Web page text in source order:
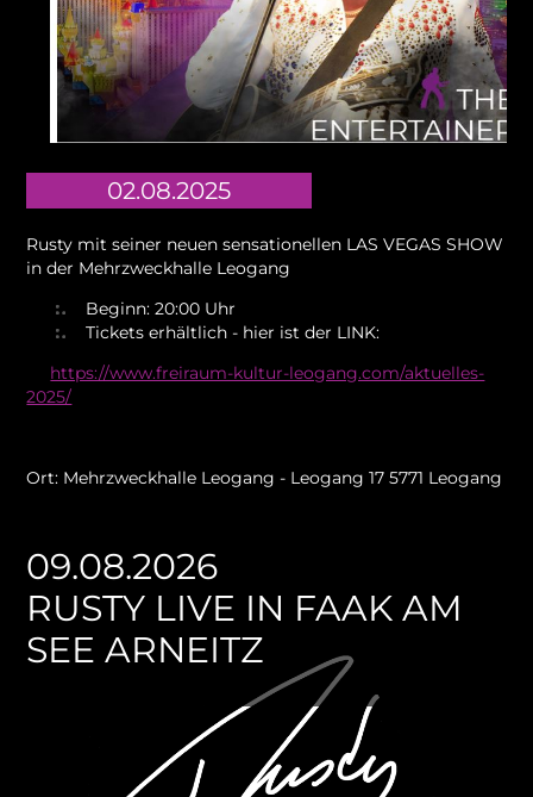
09.08.2026
RUSTY LIVE IN FAAK AM
SEE ARNEITZ
02.08.2025
Rusty mit seiner neuen sensationellen LAS VEGAS SHOW
in der Mehrzweckhalle Leogang
Beginn: 20:00 Uhr
Tickets erhältlich - hier ist der LINK:
https://www.freiraum-kultur-leogang.com/aktuelles-
2025/
Ort: Mehrzweckhalle Leogang - Leogang 17 5771 Leogang